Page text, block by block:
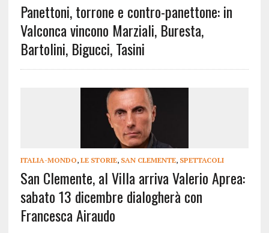
Panettoni, torrone e contro-panettone: in
Valconca vincono Marziali, Buresta,
Bartolini, Bigucci, Tasini
ITALIA-MONDO, LE STORIE, SAN CLEMENTE, SPETTACOLI
San Clemente, al Villa arriva Valerio Aprea:
sabato 13 dicembre dialogherà con
Francesca Airaudo